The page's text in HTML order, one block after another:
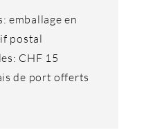
emballage en
postal
CHF 15
de port offerts